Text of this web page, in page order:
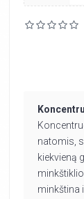
natomis,
kiekvieną
minkština